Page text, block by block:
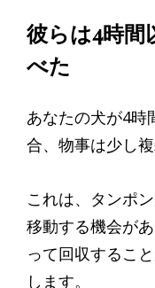
彼らは4時間
べた
あなたの犬が4時
合、物事は少し複
これは、タンポ
移動する機会が
って回収するこ
します。